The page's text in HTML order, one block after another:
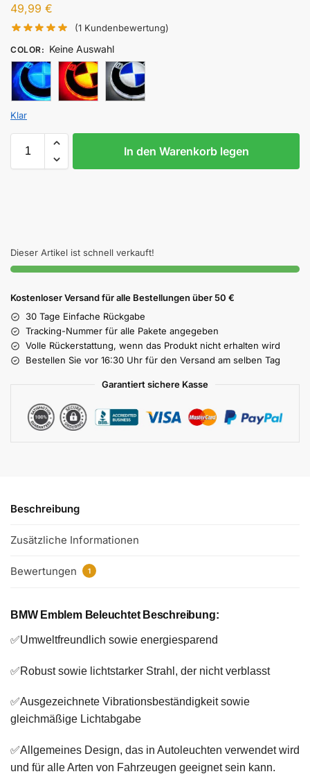
49,99 €
(1 Kundenbewertung)
COLOR: Keine Auswahl
Klar
In den Warenkorb legen
Dieser Artikel ist schnell verkauft!
Kostenloser Versand für alle Bestellungen über 50 €
30 Tage Einfache Rückgabe
Tracking-Nummer für alle Pakete angegeben
Volle Rückerstattung, wenn das Produkt nicht erhalten wird
Bestellen Sie vor 16:30 Uhr für den Versand am selben Tag
Garantiert sichere Kasse
Beschreibung
Zusätzliche Informationen
Bewertungen 1
BMW Emblem Beleuchtet Beschreibung:
✅Umweltfreundlich sowie energiesparend
✅Robust sowie lichtstarker Strahl, der nicht verblasst
✅Ausgezeichnete Vibrationsbeständigkeit sowie
gleichmäßige Lichtabgabe
✅Allgemeines Design, das in Autoleuchten verwendet wird
und für alle Arten von Fahrzeugen geeignet sein kann.